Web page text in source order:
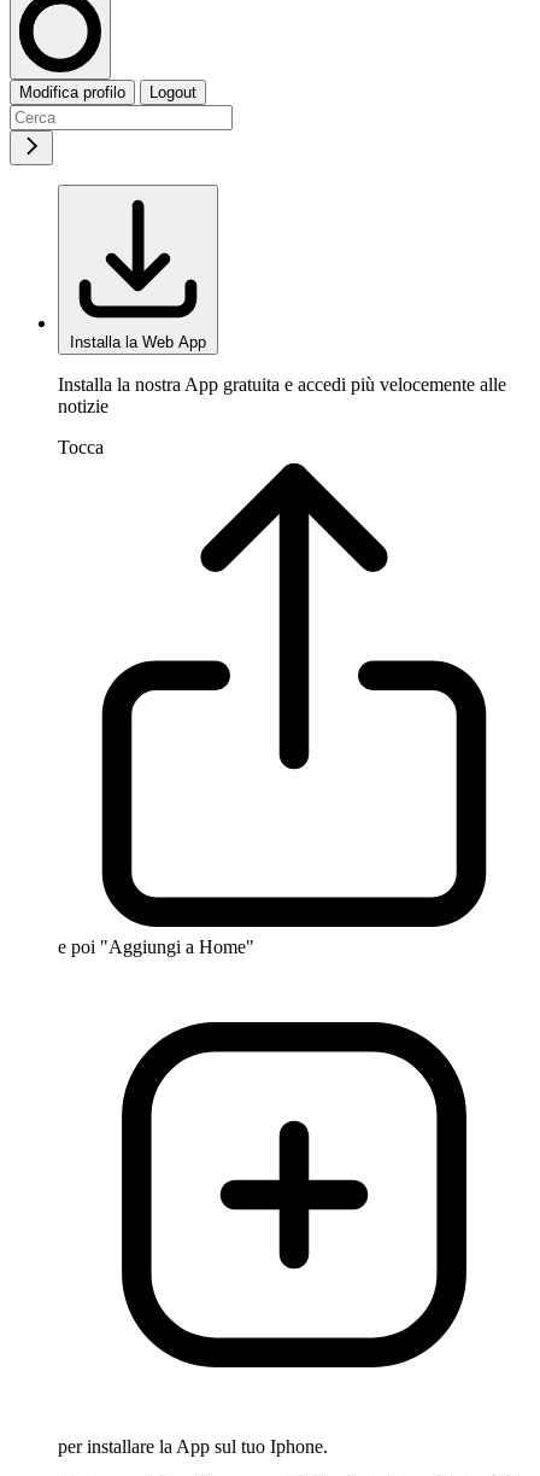
Modifica profilo Logout
Installa la Web App
Installa la nostra App gratuita e accedi più velocemente alle
notizie
Tocca
e poi "Aggiungi a Home"
per installare la App sul tuo Iphone.